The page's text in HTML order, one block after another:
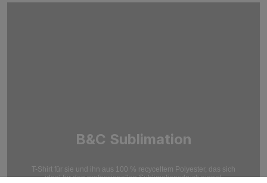
B&C Sublimation
T-Shirt für sie und ihn aus 100 % recyceltem Polyester, das sich
ideal für den professionellen Sublimationsdruck eignet.